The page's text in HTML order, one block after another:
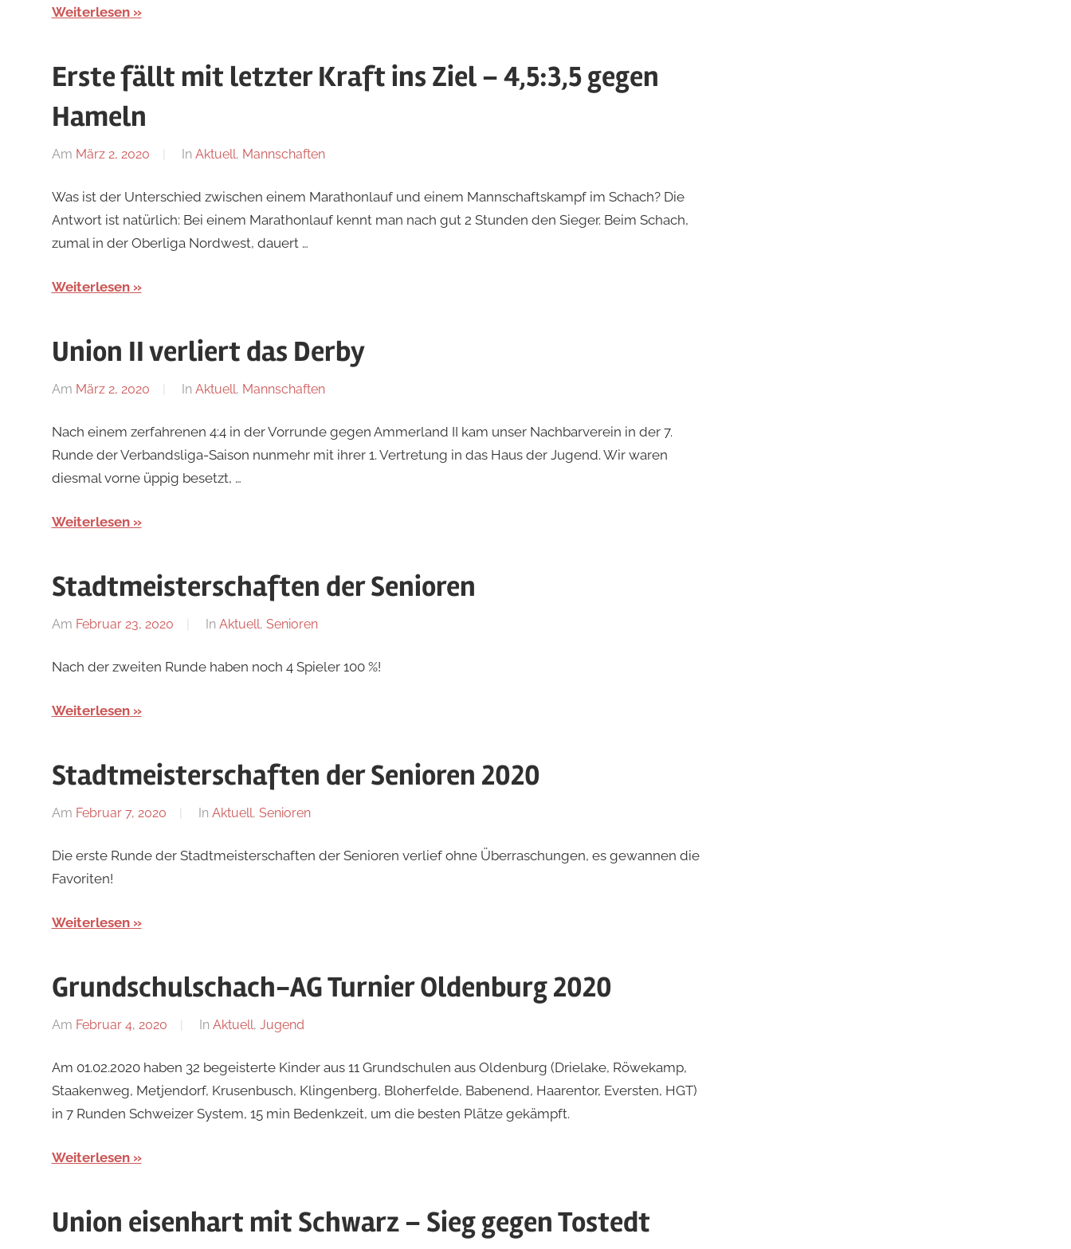
Weiterlesen
Erste fällt mit letzter Kraft ins Ziel – 4,5:3,5 gegen
Hameln
Am März 2, 2020
Von
In Aktuell, Mannschaften
Was ist der Unterschied zwischen einem Marathonlauf und einem Mannschaftskampf im Schach? Die
Antwort ist natürlich: Bei einem Marathonlauf kennt man nach gut 2 Stunden den Sieger. Beim Schach,
zumal in der Oberliga Nordwest, dauert …
Weiterlesen
Union II verliert das Derby
Am März 2, 2020
Von
In Aktuell, Mannschaften
Nach einem zerfahrenen 4:4 in der Vorrunde gegen Ammerland II kam unser Nachbarverein in der 7.
Runde der Verbandsliga-Saison nunmehr mit ihrer 1. Vertretung in das Haus der Jugend. Wir waren
diesmal vorne üppig besetzt, …
Weiterlesen
Stadtmeisterschaften der Senioren
Am Februar 23, 2020
Von
In Aktuell, Senioren
Nach der zweiten Runde haben noch 4 Spieler 100 %!
Weiterlesen
Stadtmeisterschaften der Senioren 2020
Am Februar 7, 2020
Von
In Aktuell, Senioren
Die erste Runde der Stadtmeisterschaften der Senioren verlief ohne Überraschungen, es gewannen die
Favoriten!
Weiterlesen
Grundschulschach-AG Turnier Oldenburg 2020
Am Februar 4, 2020
Von
In Aktuell, Jugend
Am 01.02.2020 haben 32 begeisterte Kinder aus 11 Grundschulen aus Oldenburg (Drielake, Röwekamp,
Staakenweg, Metjendorf, Krusenbusch, Klingenberg, Bloherfelde, Babenend, Haarentor, Eversten, HGT)
in 7 Runden Schweizer System, 15 min Bedenkzeit, um die besten Plätze gekämpft.
Weiterlesen
Union eisenhart mit Schwarz – Sieg gegen Tostedt